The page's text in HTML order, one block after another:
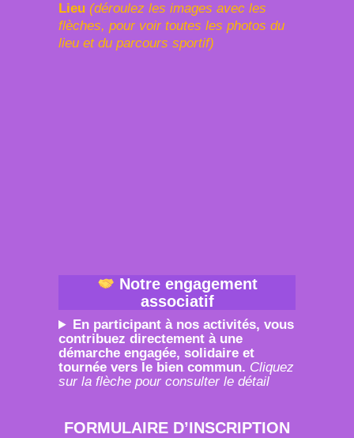
Lieu (déroulez les images avec les
flèches, pour voir toutes les photos du
lieu et du parcours sportif)
Notre engagement
associatif
En participant à nos activités, vous
contribuez directement à une
démarche engagée, solidaire et
tournée vers le bien commun. Cliquez
sur la flèche pour consulter le détail
FORMULAIRE D’INSCRIPTION